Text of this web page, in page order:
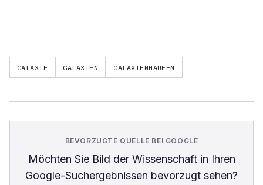
GALAXIE GALAXIEN GALAXIENHAUFEN
BEVORZUGTE QUELLE BEI GOOGLE
Möchten Sie Bild der Wissenschaftin Ihren
Google-Suchergebnissen bevorzugt sehen?